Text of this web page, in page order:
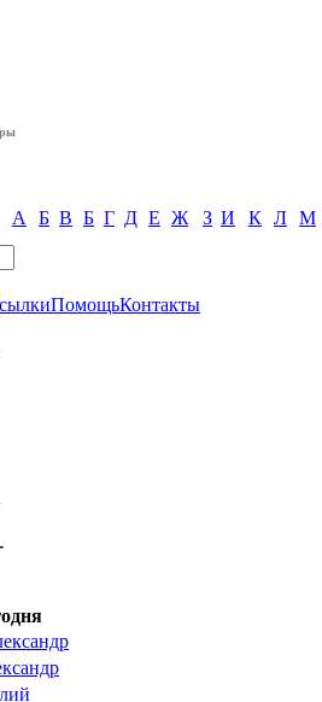
А Б В Б Г Д Е Ж З И К Л М
ПомощьКонтакты